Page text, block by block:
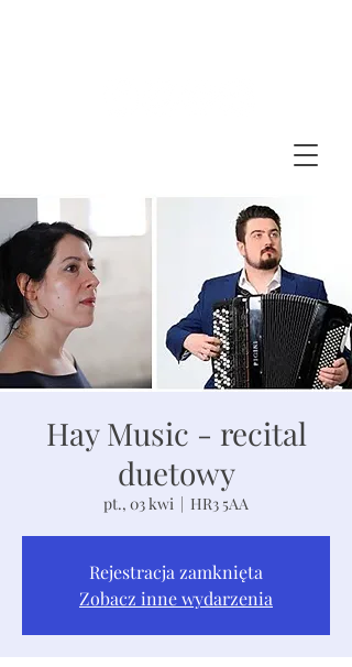
Hay Music - recital
duetowy
pt., 03 kwi
  |
HR3 5AA
Rejestracja zamknięta
Zobacz inne wydarzenia